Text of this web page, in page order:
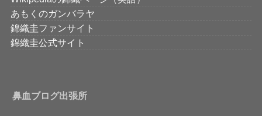
あもくのガンバラヤ
錦織圭ファンサイト
錦織圭公式サイト
鼻血ブログ出張所